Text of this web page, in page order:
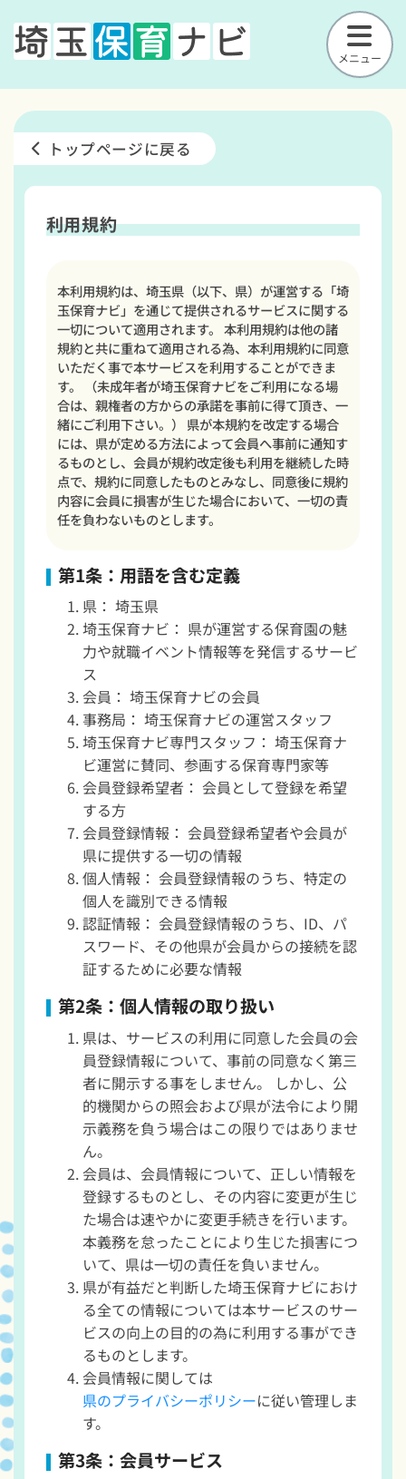
メニュー
トップページに戻る
利用規約
本利用規約は、埼玉県（以下、県）が運営する「埼
玉保育ナビ」を通じて提供されるサービスに関する
一切について適用されます。 本利用規約は他の諸
規約と共に重ねて適用される為、本利用規約に同意
いただく事で本サービスを利用することができま
す。 （未成年者が埼玉保育ナビをご利用になる場
合は、親権者の方からの承諾を事前に得て頂き、一
緒にご利用下さい。） 県が本規約を改定する場合
には、県が定める方法によって会員へ事前に通知す
るものとし、会員が規約改定後も利用を継続した時
点で、規約に同意したものとみなし、同意後に規約
内容に会員に損害が生じた場合において、一切の責
任を負わないものとします。
第1条：用語を含む定義
県： 埼玉県
埼玉保育ナビ： 県が運営する保育園の魅
力や就職イベント情報等を発信するサービ
ス
会員： 埼玉保育ナビの会員
事務局： 埼玉保育ナビの運営スタッフ
埼玉保育ナビ専門スタッフ： 埼玉保育ナ
ビ運営に賛同、参画する保育専門家等
会員登録希望者： 会員として登録を希望
する方
会員登録情報： 会員登録希望者や会員が
県に提供する一切の情報
個人情報： 会員登録情報のうち、特定の
個人を識別できる情報
認証情報： 会員登録情報のうち、ID、パ
スワード、その他県が会員からの接続を認
証するために必要な情報
第2条：個人情報の取り扱い
県は、サービスの利用に同意した会員の会
員登録情報について、事前の同意なく第三
者に開示する事をしません。 しかし、公
的機関からの照会および県が法令により開
示義務を負う場合はこの限りではありませ
ん。
会員は、会員情報について、正しい情報を
登録するものとし、その内容に変更が生じ
た場合は速やかに変更手続きを行います。
本義務を怠ったことにより生じた損害につ
いて、県は一切の責任を負いません。
県が有益だと判断した埼玉保育ナビにおけ
る全ての情報については本サービスのサー
ビスの向上の目的の為に利用する事ができ
るものとします。
会員情報に関しては
県のプライバシーポリシーに従い管理しま
す。
第3条：会員サービス